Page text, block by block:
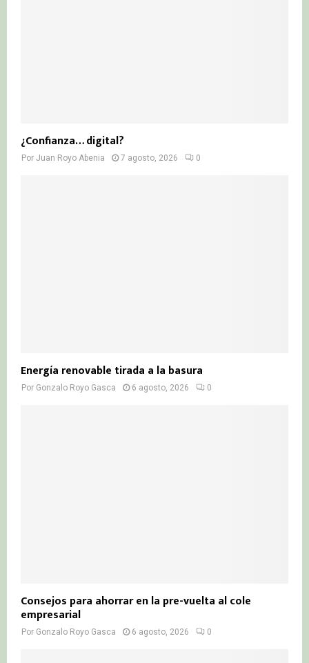
¿Confianza… digital?
Por Juan Royo Abenia 7 agosto, 2026 0
Energía renovable tirada a la basura
Por Gonzalo Royo Gasca 6 agosto, 2026 0
Consejos para ahorrar en la pre-vuelta al cole
empresarial
Por Gonzalo Royo Gasca 6 agosto, 2026 0